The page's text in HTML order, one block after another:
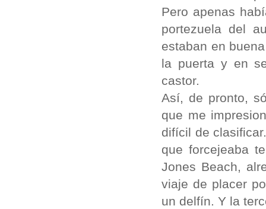
Pero apenas
portezuela del
estaban en
la puerta y en
castor.
Así, de pronto,
que me
difícil de
que forcejeaba
Jones Beach,
viaje de placer
un delfín. Y la